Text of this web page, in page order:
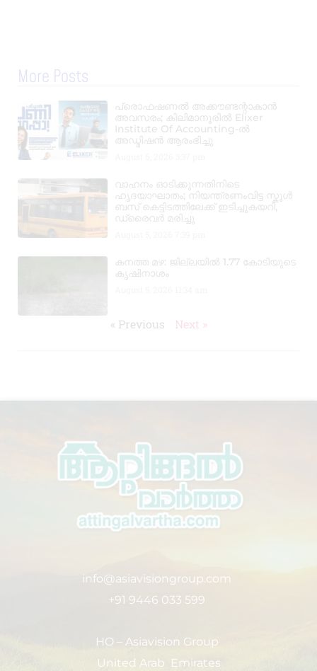
More Posts
പ്രൊഫഷണൽ അക്കൗണ്ടന്റാകാൻ
അവസരം; കിലിമാനൂരിൽ Elixer
Institute Of Accounting-ൽ
അഡ്മിഷൻ ആരംഭിച്ചു
വാഹനം ഓടിക്കുന്നതിനിടെ
ഹൃദയാഘാതം; നിയന്ത്രണംവിട്ട സ്കൂൾ
ബസ് കെട്ടിടത്തിലേക്ക് ഇടിച്ചുകയറി,
ഡ്രൈവർ മരിച്ചു
കനത്ത മഴ: ജില്ലയിൽ 1.77 കോടിയുടെ
കൃഷിനാശം
« Previous Next »
info@asiavisiongroup.com
+91 9446 033 599
HO – Asiavision Group
United Arab Emirates